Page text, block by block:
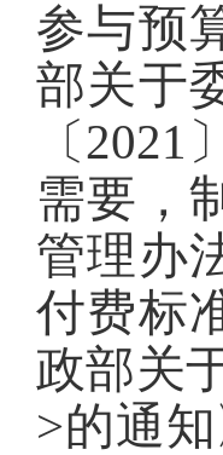
参与预
部关于
〔
需要，
管理办
付费标
政部关
>的通